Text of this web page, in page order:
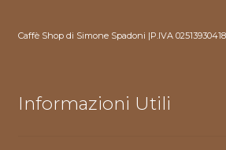
Caffè Shop di Simone Spadoni |P.IVA 02513930418
Informazioni Utili